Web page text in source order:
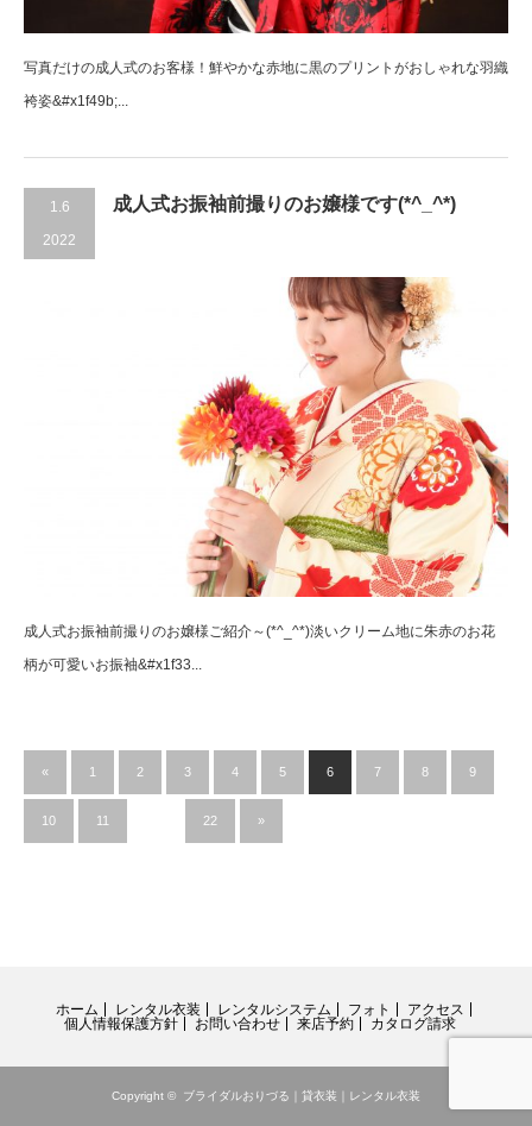
写真だけの成人式のお客様！鮮やかな赤地に黒のプリントがおしゃれな羽織
袴姿&#x1f49b;...
1.6
2022
成人式お振袖前撮りのお嬢様です(*^_^*)
成人式お振袖前撮りのお嬢様ご紹介～(*^_^*)淡いクリーム地に朱赤のお花
柄が可愛いお振袖&#x1f33...
« 1 2 3 4 5 6 7 8 9
10 11 22 »
ホーム レンタル衣装 レンタルシステム フォト
アクセス
個人情報保護方針
お問い合わせ 来店予約 カタログ請求
Copyright © ブライダルおりづる｜貸衣装｜レンタル衣装